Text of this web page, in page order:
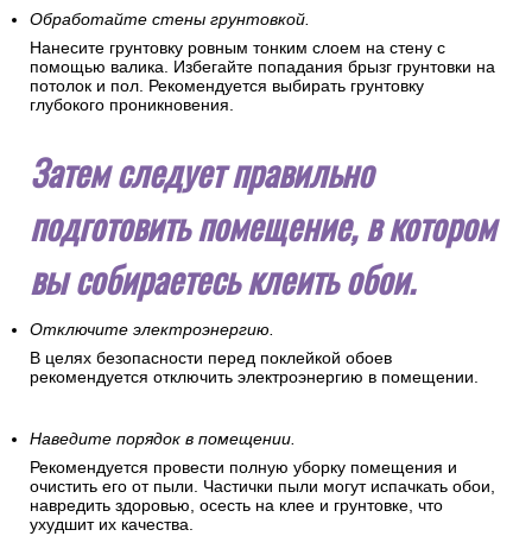
Обработайте стены грунтовкой.
Нанесите грунтовку ровным тонким слоем на стену с
помощью валика. Избегайте попадания брызг грунтовки на
потолок и пол. Рекомендуется выбирать грунтовку
глубокого проникновения.
Затем следует правильно
подготовить помещение, в котором
вы собираетесь клеить обои.
Отключите электроэнергию.
В целях безопасности перед поклейкой обоев
рекомендуется отключить электроэнергию в помещении.
Наведите порядок в помещении.
Рекомендуется провести полную уборку помещения и
очистить его от пыли. Частички пыли могут испачкать обои,
навредить здоровью, осесть на клее и грунтовке, что
ухудшит их качества.